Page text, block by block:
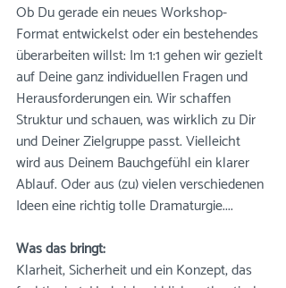
Ob Du gerade ein neues Workshop-
Format entwickelst oder ein bestehendes
überarbeiten willst: Im 1:1 gehen wir gezielt
auf Deine ganz individuellen Fragen und
Herausforderungen ein. Wir schaffen
Struktur und schauen, was wirklich zu Dir
und Deiner Zielgruppe passt. Vielleicht
wird aus Deinem Bauchgefühl ein klarer
Ablauf. Oder aus (zu) vielen verschiedenen
Ideen eine richtig tolle Dramaturgie....
Was das bringt:
Klarheit, Sicherheit und ein Konzept, das